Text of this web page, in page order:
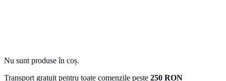
Nu sunt produse în coș.
Transport gratuit pentru toate comenzile peste 250 RON